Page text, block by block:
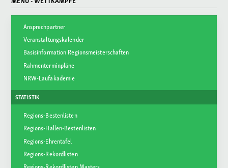
Ansprechpartner
Veranstaltungskalender
Basisinformation Regionsmeisterschaften
Rahmenterminpläne
NRW-Laufakademie
STATISTIK
Regions-Bestenlisten
Regions-Hallen-Bestenlisten
Regions-Ehrentafel
Regions-Rekordlisten